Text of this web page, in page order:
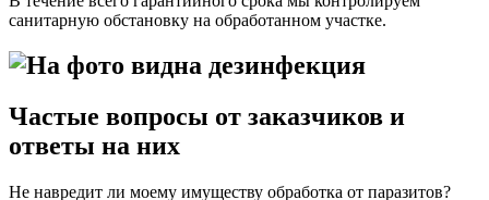
санитарную обстановку на обработанном участке.
Частые вопросы от заказчиков и
ответы на них
Не навредит ли моему имуществу обработка от паразитов?